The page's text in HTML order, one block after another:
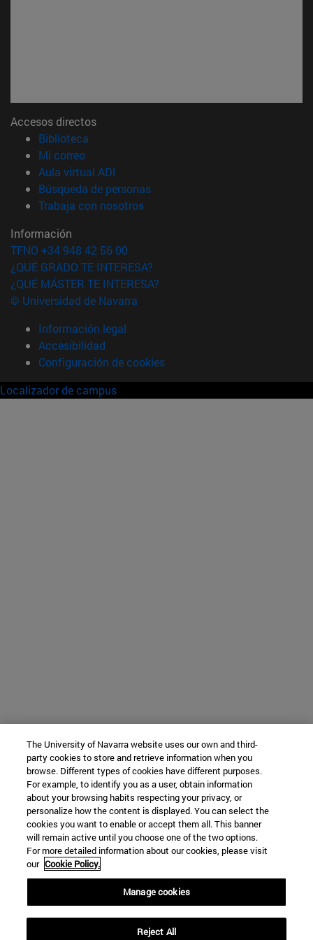
Accesos directos
Biblioteca
Mi correo(abre en nueva ventana)
Aula virtual ADI
Búsqueda de personas(abre en nueva ventana)
Trabaja con nosotros(abre en nueva ventana)
Información
TFNO +34 948 42 56 00
¿QUÉ GRADO TE INTERESA?
¿QUÉ MÁSTER TE INTERESA?
© Universidad de Navarra
Información legal
Accesibilidad
Configuración de cookies
Localizador de campus
The University of Navarra website uses our own and third-
party cookies to store and retrieve information when you
browse. Different types of cookies have different purposes.
For example, to identify you as a user, obtain information
about your browsing habits respecting your privacy, or
personalize how the content is displayed. You can select the
cookies you want to enable or accept them all. This banner
will remain active until you choose one of the two options.
For more detailed information about our cookies, please visit
our Cookie Policy.
Manage cookies
Reject All